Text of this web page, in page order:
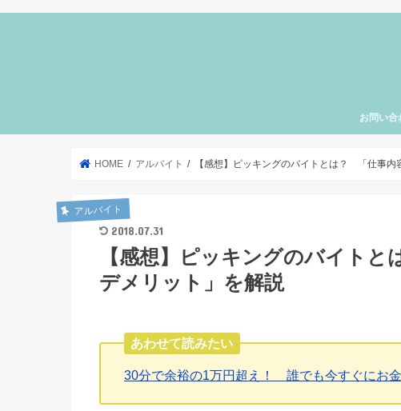
お問い合
HOME アルバイト 【感想】ピッキングのバイトとは？ 「仕事内
アルバイト
2018.07.31
【感想】ピッキングのバイト
デメリット」を解説
あわせて読みたい
30分で余裕の1万円超え！ 誰でも今すぐにお